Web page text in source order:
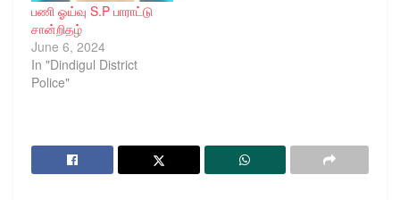
பணி ஓய்வு S.P பாராட்டு
சான்றிதழ்
June 6, 2024
In "Dindigul District
Police"